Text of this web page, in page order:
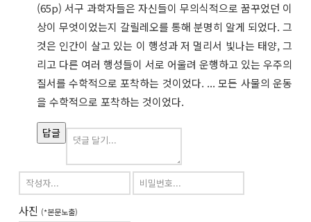
(65p) 서구 과학자들은 자신들이 무의식적으로 꿈꾸었던 이
상이 무엇이었는지 갈릴레오를 통해 분명히 알게 되었다. 그
것은 인간이 살고 있는 이 행성과 저 멀리서 빛나는 태양, 그
리고 다른 여러 행성들이 서로 어울려 운행하고 있는 우주의
질서를 수학적으로 포착하는 것이었다. ... 모든 사물의 운동
을 수학적으로 포착하는 것이었다.
답글
사진 (*본문노출)